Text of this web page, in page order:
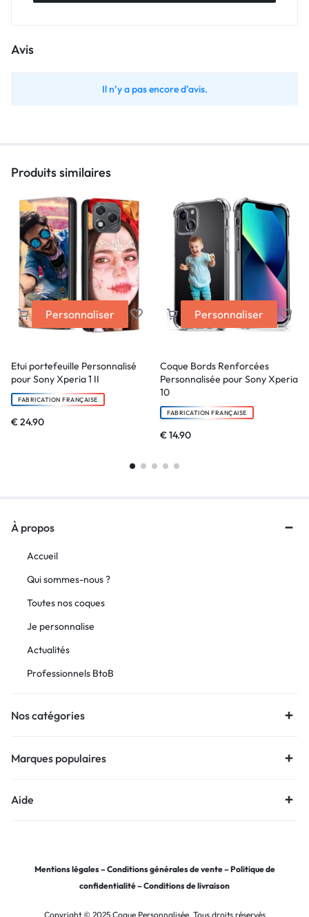
Avis
Il n’y a pas encore d’avis.
Produits similaires
Personnaliser
Etui portefeuille Personnalisé
pour Sony Xperia 1 II
FABRICATION FRANÇAISE
€24.90
Personnaliser
Coque Bords Renforcées
Personnalisée pour Sony Xperia
10
FABRICATION FRANÇAISE
€14.90
À propos
Accueil
Qui sommes-nous ?
Toutes nos coques
Je personnalise
Actualités
Professionnels BtoB
Nos catégories
Marques populaires
Aide
Mentions légales –Conditions générales de vente–Politique de
confidentialité–Conditions de livraison
Copyright © 2025 Coque Personnalisée, Tous droits réservés